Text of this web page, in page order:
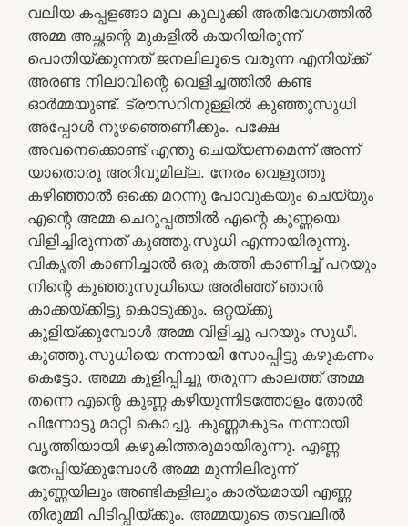
വലിയ കപ്പളങ്ങാ മൂല കുലുക്കി അതിവേഗത്തിൽ
അമ്മ അച്ഛന്റെ മുകളിൽ കയറിയിരുന്ന്
പൊതിയ്ക്കുന്നത് ജനലിലൂടെ വരുന്ന എനിയ്ക്ക്
അരണ്ട നിലാവിന്റെ വെളിച്ചത്തിൽ കണ്ട
ഓർമ്മയുണ്ട്. ട്രൗസറിനുള്ളിൽ കുഞ്ഞുസുധി
അപ്പോൾ നുഴഞ്ഞെണീക്കും. പക്ഷേ
അവനെക്കൊണ്ട് എന്തു ചെയ്യണമെന്ന് അന്ന്
യാതൊരു അറിവുമില്ല. നേരം വെളുത്തു
കഴിഞ്ഞാൽ ഒക്കെ മറന്നു പോവുകയും ചെയ്യും
എന്റെ അമ്മ ചെറുപ്പത്തിൽ എന്റെ കുണ്ണയെ
വിളിച്ചിരുന്നത് കുഞ്ഞു.സുധി എന്നായിരുന്നു.
വികൃതി കാണിച്ചാൽ ഒരു കത്തി കാണിച്ച് പറയും
നിന്റെ കുഞ്ഞുസുധിയെ അരിഞ്ഞ് ഞാൻ
കാക്കയ്ക്കിട്ടു കൊടുക്കും. ഒറ്റയ്ക്കു
കുളിയ്ക്കുമ്പോൾ അമ്മ വിളിച്ചു പറയും സുധീ.
കുഞ്ഞു.സുധിയെ നന്നായി സോപ്പിട്ടു കഴുകണം
കെട്ടോ. അമ്മ കുളിപ്പിച്ചു തരുന്ന കാലത്ത് അമ്മ
തന്നെ എന്റെ കുണ്ണ കഴിയുന്നിടത്തോളം തോൽ
പിന്നോട്ടു മാറ്റി കൊച്ചു. കുണ്ണമകുടം നന്നായി
വൃത്തിയായി കഴുകിത്തരുമായിരുന്നു. എണ്ണ
തേപ്പിയ്ക്കുമ്പോൾ അമ്മ മുന്നിലിരുന്ന്
കുണ്ണയിലും അണ്ടികളിലും കാര്യമായി എണ്ണ
തിരുമ്മി പിടിപ്പിയ്ക്കും. അമ്മയുടെ തടവലിൽ